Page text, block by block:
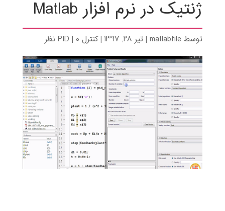
ژنتیک در نرم افزار Matlab
توسطmatlabfile
|تیر 28, 1397 |کنترل PID |0 نظر